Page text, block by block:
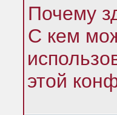
Почему
С кем
этой